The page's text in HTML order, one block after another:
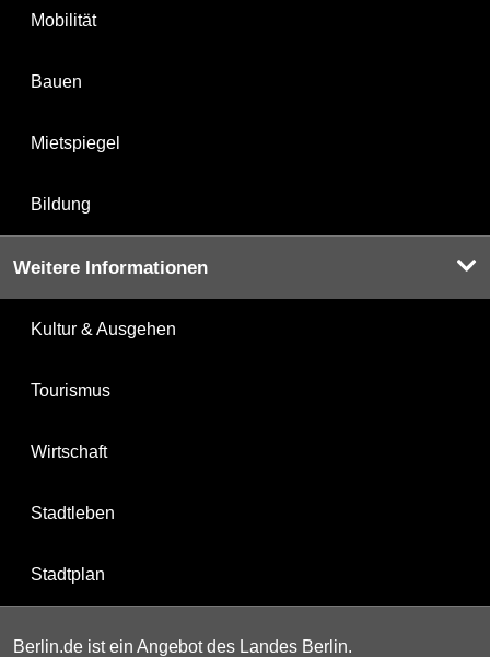
Mobilität
Bauen
Mietspiegel
Bildung
Weitere Informationen
Kultur & Ausgehen
Tourismus
Wirtschaft
Stadtleben
Stadtplan
Berlin.de ist ein Angebot des Landes Berlin.